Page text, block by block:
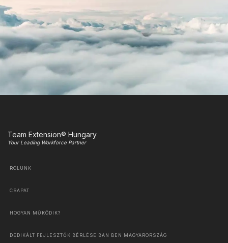
Team Extension® Hungary
Your Leading Workforce Partner
RÓLUNK
CSAPAT
HOGYAN MŰKÖDIK?
DEDIKÁLT FEJLESZTŐK BÉRLÉSE BAN BEN MAGYARORSZÁG